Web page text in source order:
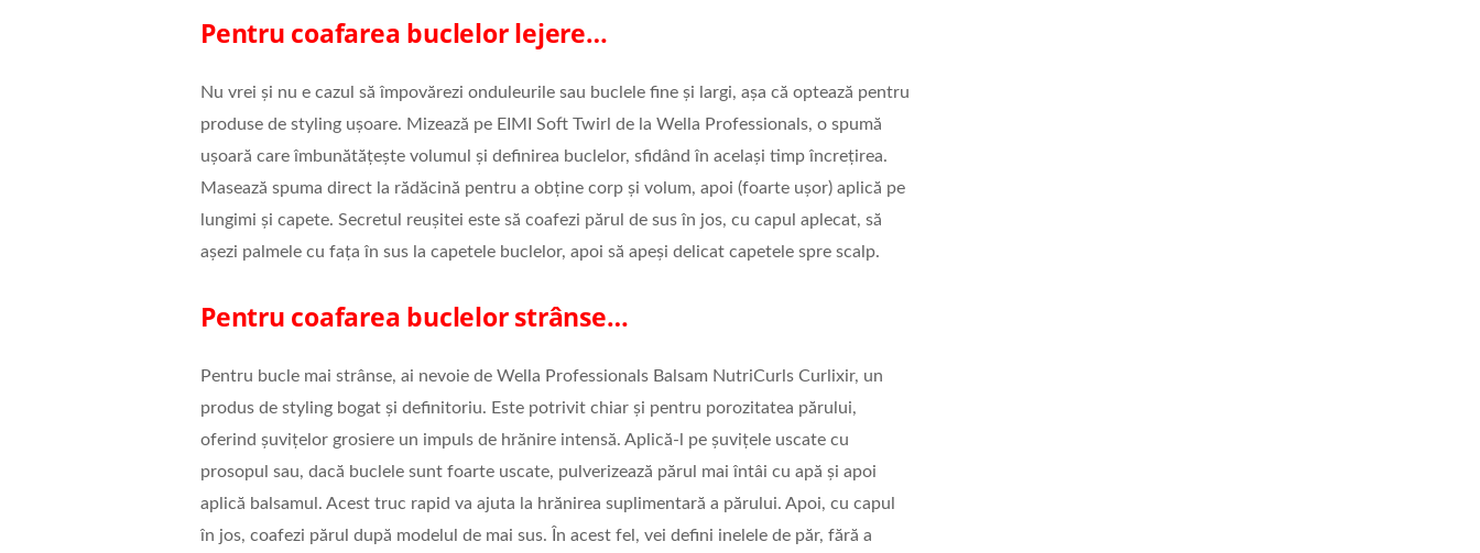
Pentru coafarea buclelor lejere…
Nu vrei și nu e cazul să împovărezi onduleurile sau buclele fine și largi, așa că optează pentru
produse de styling ușoare. Mizează pe EIMI Soft Twirl de la Wella Professionals, o spumă
ușoară care îmbunătățește volumul și definirea buclelor, sfidând în același timp încrețirea.
Masează spuma direct la rădăcină pentru a obține corp și volum, apoi (foarte ușor) aplică pe
lungimi și capete. Secretul reușitei este să coafezi părul de sus în jos, cu capul aplecat, să
așezi palmele cu fața în sus la capetele buclelor, apoi să apeși delicat capetele spre scalp.
Pentru coafarea buclelor strânse…
Pentru bucle mai strânse, ai nevoie de Wella Professionals Balsam NutriCurls Curlixir, un
produs de styling bogat și definitoriu. Este potrivit chiar și pentru porozitatea părului,
oferind șuvițelor grosiere un impuls de hrănire intensă. Aplică-l pe șuvițele uscate cu
prosopul sau, dacă buclele sunt foarte uscate, pulverizează părul mai întâi cu apă și apoi
aplică balsamul. Acest truc rapid va ajuta la hrănirea suplimentară a părului. Apoi, cu capul
în jos, coafezi părul după modelul de mai sus. În acest fel, vei defini inelele de păr, fără a